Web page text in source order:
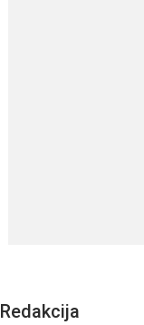
Redakcija